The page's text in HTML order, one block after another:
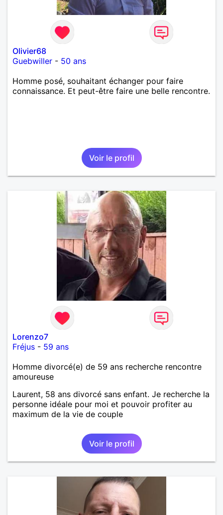
Olivier68
Guebwiller - 50 ans
Homme posé, souhaitant échanger pour faire
connaissance. Et peut-être faire une belle rencontre.
Voir le profil
Lorenzo7
Fréjus - 59 ans
Homme divorcé(e) de 59 ans recherche rencontre
amoureuse
Laurent, 58 ans divorcé sans enfant. Je recherche la
personne idéale pour moi et pouvoir profiter au
maximum de la vie de couple
Voir le profil